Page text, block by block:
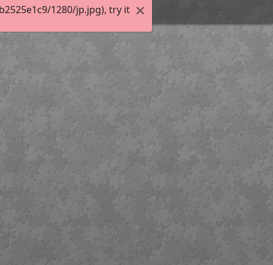
1280/jp.jpg), try it